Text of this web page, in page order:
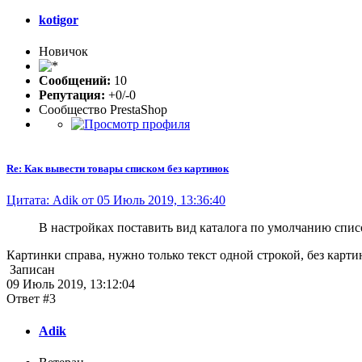
kotigor
Новичок
Сообщений: 10
Репутация: +0/-0
Сообщество PrestaShop
Re: Как вывести товары списком без картинок
Цитата: Adik от 05 Июль 2019, 13:36:40
В настройках поставить вид каталога по умолчанию
Картинки справа, нужно только текст одной строкой, без
Записан
09 Июль 2019, 13:12:04
Ответ #3
Adik